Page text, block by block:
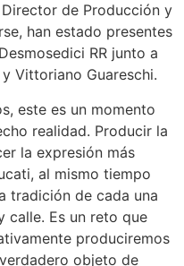
de Producción y
han estado presentes
RR junto a
Vittoriano Guareschi.
este es un momento
realidad. Producir la
la expresión más
al mismo tiempo
tradición de cada una
calle. Es un reto que
produciremos
objeto de